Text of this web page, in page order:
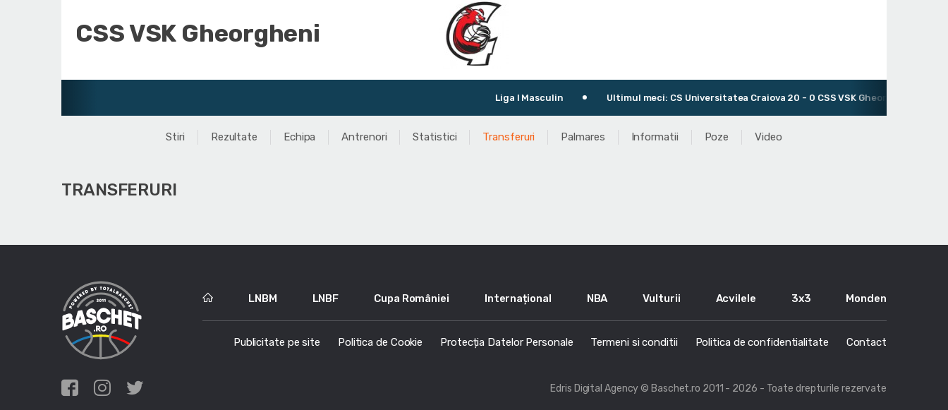
CSS VSK Gheorgheni
Liga I Masculin Ultimul meci: CS Universitatea Craiova 20 - 0 CSS VSK Gheorgheni
Stiri Rezultate Echipa Antrenori Statistici Transferuri Palmares Informatii Poze Video
TRANSFERURI
LNBM LNBF Cupa României Internațional NBA Vulturii Acvilele 3x3 Monden
Publicitate pe site Politica de Cookie Protecția Datelor Personale Termeni si conditii Politica de confidentialitate Contact
Edris Digital Agency© Baschet.ro 2011 - 2026 - Toate drepturile rezervate